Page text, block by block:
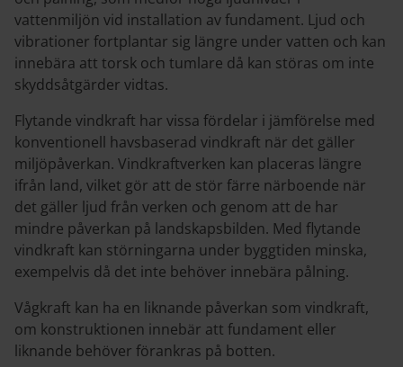
vattenmiljön vid installation av fundament. Ljud och
vibrationer fortplantar sig längre under vatten och kan
innebära att torsk och tumlare då kan störas om inte
skyddsåtgärder vidtas.
Flytande vindkraft har vissa fördelar i jämförelse med
konventionell havsbaserad vindkraft när det gäller
miljöpåverkan. Vindkraftverken kan placeras längre
ifrån land, vilket gör att de stör färre närboende när
det gäller ljud från verken och genom att de har
mindre påverkan på landskapsbilden. Med flytande
vindkraft kan störningarna under byggtiden minska,
exempelvis då det inte behöver innebära pålning.
Vågkraft kan ha en liknande påverkan som vindkraft,
om konstruktionen innebär att fundament eller
liknande behöver förankras på botten.